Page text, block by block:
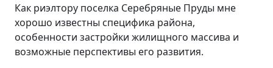
Как риэлтору поселка Серебряные Пруды мне
хорошо известны специфика района,
особенности застройки жилищного массива и
возможные перспективы его развития.